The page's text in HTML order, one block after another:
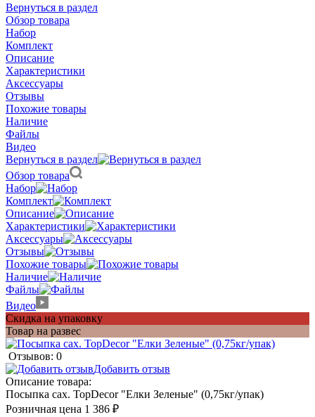
Вернуться в раздел
Обзор товара
Набор
Комплект
Описание
Характеристики
Аксессуары
Отзывы
Похожие товары
Наличие
Файлы
Видео
Вернуться в раздел
Обзор товара
Набор
Комплект
Описание
Характеристики
Аксессуары
Отзывы
Похожие товары
Наличие
Файлы
Видео
Скидка на упаковку
Товар на развес
Отзывов: 0
Добавить отзыв
Описание товара:
Посыпка сах. TopDecor "Елки Зеленые" (0,75кг/упак)
Розничная цена 1 386 ₽